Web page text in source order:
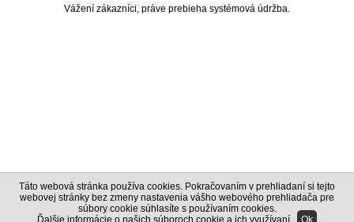
Vážení zákazníci, práve prebieha systémová údržba.
Táto webová stránka používa cookies. Pokračovaním v prehliadaní si tejto
webovej stránky bez zmeny nastavenia vášho webového prehliadača pre
súbory cookie súhlasíte s používaním cookies.
Ďalšie informácie o našich súboroch cookie a ich využívaní
Ok